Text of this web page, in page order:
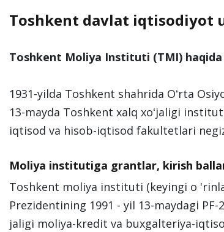
Toshkent davlat iqtisodiyot
Toshkent Moliya Instituti (TMI)
1931-yilda Toshkent shahrida Oʻrta
13-mayda Toshkent xalq xoʻjaligi
iqtisod va hisob-iqtisod fakultetlari
Moliya institutiga grantlar, kirish
Toshkent moliya instituti (keyingi o
Prezidentining 1991 - yil 13-maydagi
jaligi moliya-kredit va buxgalteriya-